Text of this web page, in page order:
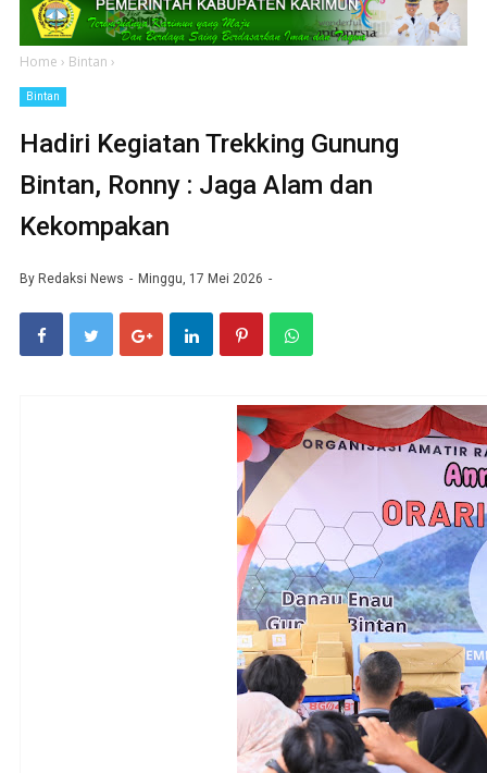
Home › Bintan ›
Bintan
Hadiri Kegiatan Trekking Gunung
Bintan, Ronny : Jaga Alam dan
Kekompakan
By Redaksi News Minggu, 17 Mei 2026